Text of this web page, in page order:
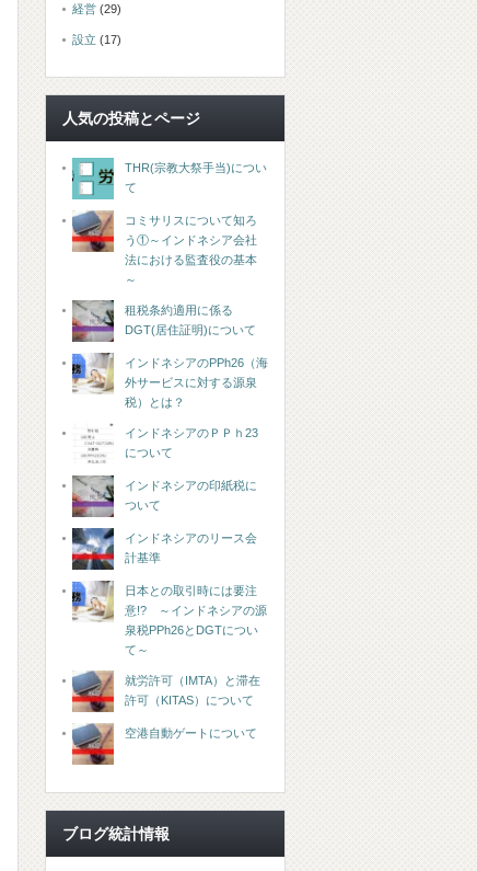
経営 (29)
設立 (17)
人気の投稿とページ
THR(宗教大祭手当)につい
て
コミサリスについて知ろ
う①～インドネシア会社
法における監査役の基本
～
租税条約適用に係る
DGT(居住証明)について
インドネシアのPPh26（海
外サービスに対する源泉
税）とは？
インドネシアのＰＰｈ23
について
インドネシアの印紙税に
ついて
インドネシアのリース会
計基準
日本との取引時には要注
意!? ～インドネシアの源
泉税PPh26とDGTについ
て～
就労許可（IMTA）と滞在
許可（KITAS）について
空港自動ゲートについて
ブログ統計情報